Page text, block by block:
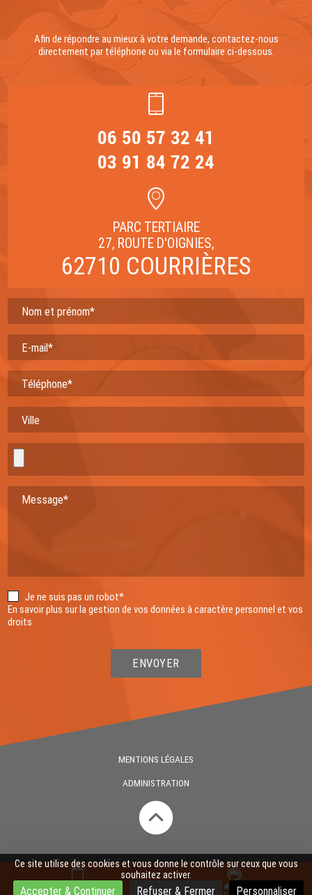
Afin de répondre au mieux à votre demande, contactez-nous
directement par téléphone ou via le formulaire ci-dessous.
06 50 57 32 41
03 91 84 72 24
PARC TERTIAIRE
27, ROUTE D'OIGNIES,
62710 COURRIÈRES
Nom et prénom*
E-mail*
Téléphone*
Ville
Message*
Je ne suis pas un robot*
En savoir plus sur la gestion de vos données à caractère personnel et vos
droits
ENVOYER
MENTIONS LÉGALES
ADMINISTRATION
Ce site utilise des cookies et vous donne le contrôle sur ceux que vous
souhaitez activer.
Accepter & Continuer Refuser & Fermer Personnaliser